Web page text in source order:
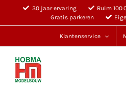
30 jaar ervaring
Ruim
Gratis parkeren
Klantenservice